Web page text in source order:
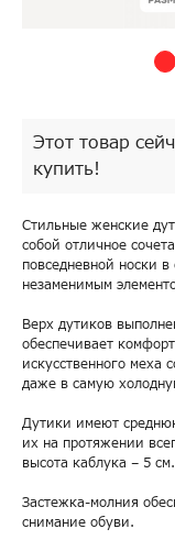
Этот товар
купить!
Стильные женские
собой отличное
повседневной носки
незаменимым
Верх дутиков
обеспечивает
искусственного меха
даже в самую
Дутики имеют
их на протяжении
высота каблука – 5 см.
Застежка-молния
снимание обуви.